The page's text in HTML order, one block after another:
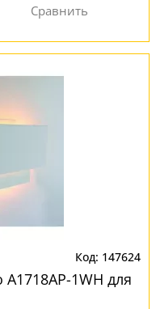
147624
1WH для